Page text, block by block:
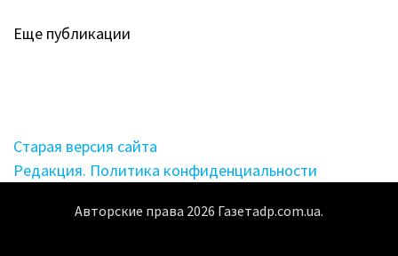
Еще публикации
Старая версия сайта
Редакция. Политика конфиденциальности
Авторские права 2026 Газетаdp.com.ua.